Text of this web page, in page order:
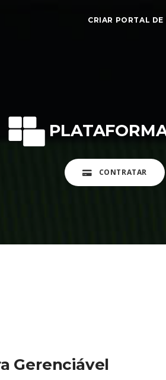
CRIAR PORTAL
CONTRATAR
Gerenciável